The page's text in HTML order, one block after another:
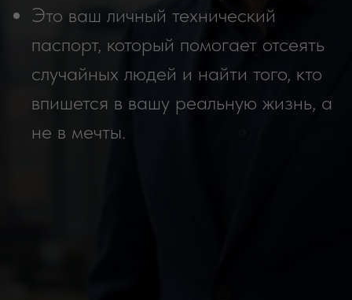
Это ваш личный технический
паспорт, который помогает отсеять
случайных людей и найти того, кто
впишется в вашу реальную жизнь, а
не в мечты.